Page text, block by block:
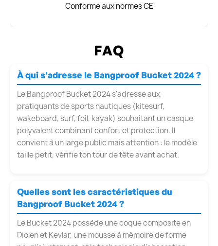
Conforme aux normes CE
FAQ
À qui s'adresse le Bangproof Bucket 2024 ?
Le Bangproof Bucket 2024 s'adresse aux
pratiquants de sports nautiques (kitesurf,
wakeboard, surf, foil, kayak) souhaitant un casque
polyvalent combinant confort et protection. Il
convient à un large public mais attention : le modèle
taille petit, vérifie ton tour de tête avant achat.
Quelles sont les caractéristiques du
Bangproof Bucket 2024 ?
Le Bucket 2024 possède une coque composite en
Diolen et Kevlar, une mousse à mémoire de forme